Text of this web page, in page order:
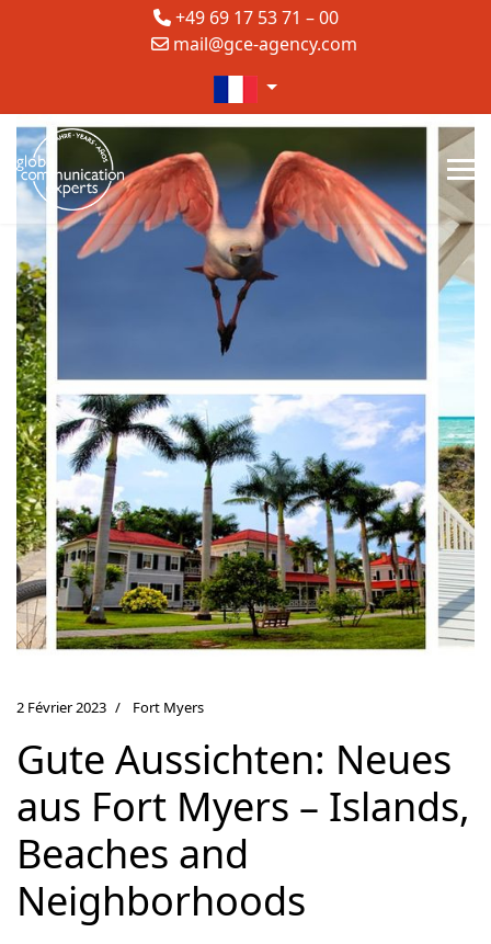
+49 69 17 53 71 – 00
mail@gce-agency.com
Sélectionnez votre langue
2 Février 2023 Fort Myers
Gute Aussichten: Neues
aus Fort Myers – Islands,
Beaches and
Neighborhoods